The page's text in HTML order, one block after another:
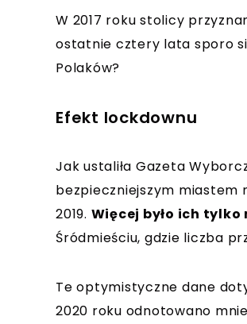
W 2017 roku stolicy
ostatnie cztery lata sporo
Polaków?
Efekt lockdownu
Jak ustaliła Gazeta
bezpieczniejszym miastem
2019. Więcej było ich tylko
Śródmieściu, gdzie liczba
Te optymistyczne dane
2020 roku odnotowano